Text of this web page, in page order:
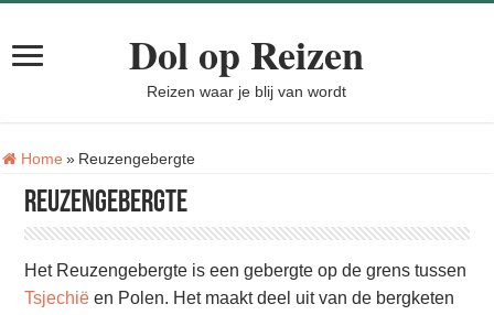
Dol op Reizen
Reizen waar je blij van wordt
Home » Tag:
Reuzengebergte
Reuzengebergte
Het Reuzengebergte is een gebergte op de grens tussen
Tsjechië en Polen. Het maakt deel uit van de bergketen